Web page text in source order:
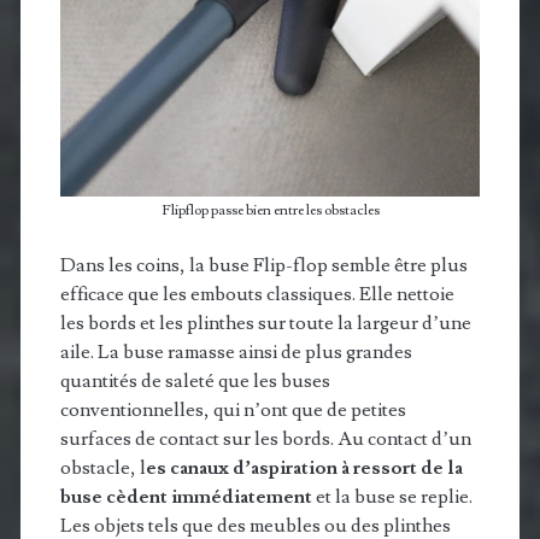
Flipflop passe bien entre les obstacles
Dans les coins, la buse Flip-flop semble être plus
efficace que les embouts classiques. Elle nettoie
les bords et les plinthes sur toute la largeur d’une
aile. La buse ramasse ainsi de plus grandes
quantités de saleté que les buses
conventionnelles, qui n’ont que de petites
surfaces de contact sur les bords. Au contact d’un
obstacle, les canaux d’aspiration à ressort de la
buse cèdent immédiatementet la buse se replie.
Les objets tels que des meubles ou des plinthes